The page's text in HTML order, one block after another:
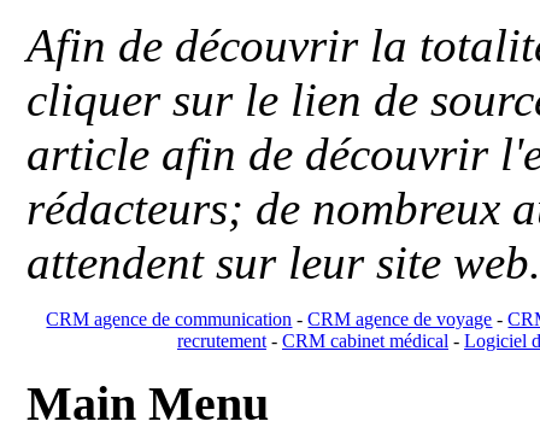
Afin de découvrir la
cliquer sur le lien de
article afin de découvrir
rédacteurs; de nombreux
attendent sur leur site
CRM agence de communication -CRM agence de voyage -
recrutement- CRM cabinet médical- Logiciel
Main Menu